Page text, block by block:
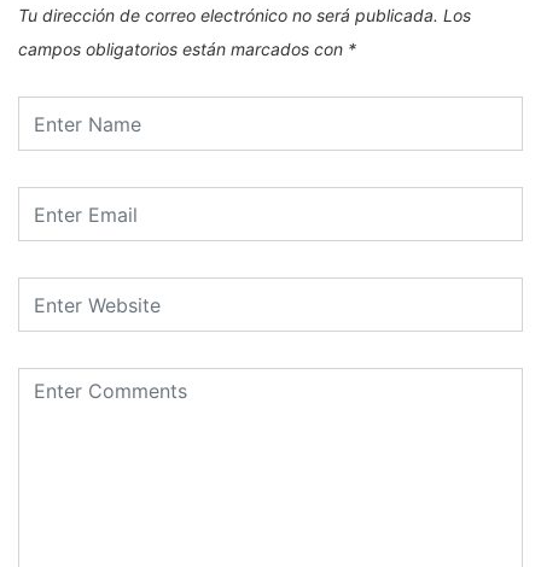
Tu dirección de correo electrónico no será publicada. Los
campos obligatorios están marcados con *